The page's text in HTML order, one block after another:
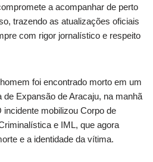
a acompanhar de perto
trazendo as atualizações oficiais
com rigor jornalístico e respeito
foi encontrado morto em um
de Expansão de Aracaju, na manhã
incidente mobilizou Corpo de
e IML, que agora
e a identidade da vítima.